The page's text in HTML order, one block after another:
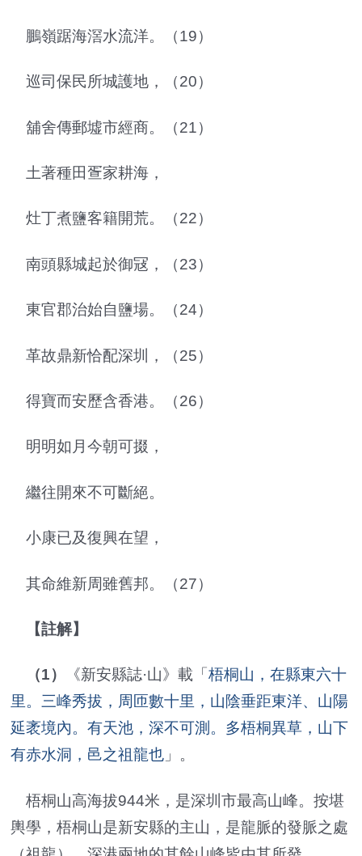
鵬嶺踞海滘水流洋。（19）
巡司保民所城護地，（20）
舖舍傳郵墟市經商。（21）
土著種田疍家耕海，
灶丁煮鹽客籍開荒。（22）
南頭縣城起於御冦，（23）
東官郡治始自鹽場。（24）
革故鼎新恰配深圳，（25）
得寶而安歷含香港。（26）
明明如月今朝可掇，
繼往開來不可斷絕。
小康已及復興在望，
其命維新周雖舊邦。（27）
【註解】
（1） 《新安縣誌·山》載「 梧桐山，在縣東六十
里。三峰秀拔，周匝數十里，山陰垂距東洋、山陽
延袤境內。有天池，深不可測。多梧桐異草，山下
有赤水洞，邑之祖龍也 」。
梧桐山高海拔944米，是深圳市最高山峰。按堪
輿學，梧桐山是新安縣的主山，是龍脈的發脈之處